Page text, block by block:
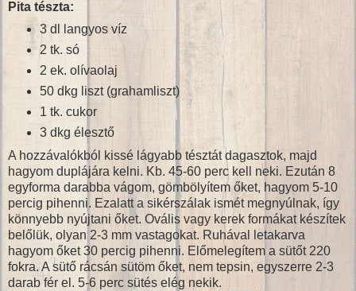
Pita tészta:
3 dl langyos víz
2 tk. só
2 ek. olívaolaj
50 dkg liszt (grahamliszt)
1 tk. cukor
3 dkg élesztő
A hozzávalókból kissé lágyabb tésztát dagasztok, majd
hagyom duplájára kelni. Kb. 45-60 perc kell neki. Ezután 8
egyforma darabba vágom, gömbölyítem őket, hagyom 5-10
percig pihenni. Ezalatt a sikérszálak ismét megnyúlnak, így
könnyebb nyújtani őket. Ovális vagy kerek formákat készítek
belőlük, olyan 2-3 mm vastagokat. Ruhával letakarva
hagyom őket 30 percig pihenni. Előmelegítem a sütőt 220
fokra. A sütő rácsán sütöm őket, nem tepsin, egyszerre 2-3
darab fér el. 5-6 perc sütés elég nekik.